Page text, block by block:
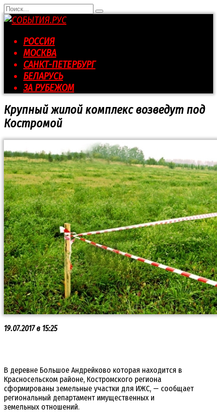
Перейти
к
контенту
Search
for:
РОССИЯ
МОСКВА
САНКТ-ПЕТЕРБУРГ
БЕЛАРУСЬ
ЗА РУБЕЖОМ
Крупный жилой комплекс возведут под
Костромой
19.07.2017 в 15:25
В деревне Большое Андрейково которая находится в
Красносельском районе, Костромского региона
сформированы земельные участки для ИЖС, — сообщает
региональный департамент имущественных и
земельных отношений.